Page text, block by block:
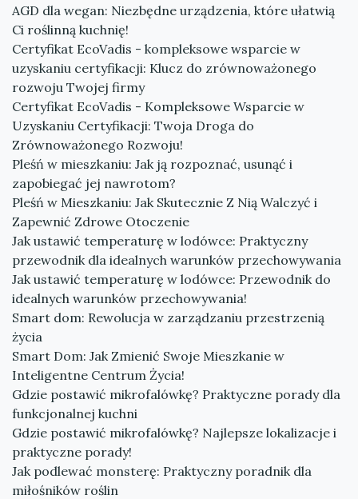
AGD dla wegan: Niezbędne urządzenia, które ułatwią
Ci roślinną kuchnię!
Certyfikat EcoVadis - kompleksowe wsparcie w
uzyskaniu certyfikacji: Klucz do zrównoważonego
rozwoju Twojej firmy
Certyfikat EcoVadis - Kompleksowe Wsparcie w
Uzyskaniu Certyfikacji: Twoja Droga do
Zrównoważonego Rozwoju!
Pleśń w mieszkaniu: Jak ją rozpoznać, usunąć i
zapobiegać jej nawrotom?
Pleśń w Mieszkaniu: Jak Skutecznie Z Nią Walczyć i
Zapewnić Zdrowe Otoczenie
Jak ustawić temperaturę w lodówce: Praktyczny
przewodnik dla idealnych warunków przechowywania
Jak ustawić temperaturę w lodówce: Przewodnik do
idealnych warunków przechowywania!
Smart dom: Rewolucja w zarządzaniu przestrzenią
życia
Smart Dom: Jak Zmienić Swoje Mieszkanie w
Inteligentne Centrum Życia!
Gdzie postawić mikrofalówkę? Praktyczne porady dla
funkcjonalnej kuchni
Gdzie postawić mikrofalówkę? Najlepsze lokalizacje i
praktyczne porady!
Jak podlewać monsterę: Praktyczny poradnik dla
miłośników roślin